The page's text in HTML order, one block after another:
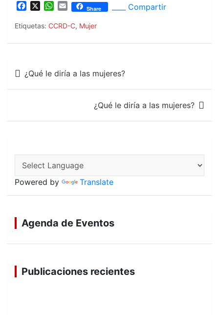
c
b
k
W
a
s
p
E
a
l
Share ____ Compartir
Etiquetas: CCRD-C, Mujer
Navegación
de
¿Qué le diría a las mujeres?
¿Qué le diría a las mujeres?
Powered by Translate
Agenda de Eventos
Publicaciones recientes